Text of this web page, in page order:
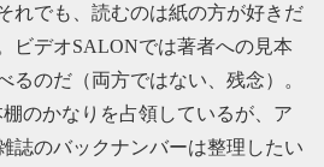
れでも、読むのは紙の方が好きだ
ビデオSALONでは著者への見本
るのだ（両方ではない、残念）。
のかなりを占領しているが、ア
誌のバックナンバーは整理したい